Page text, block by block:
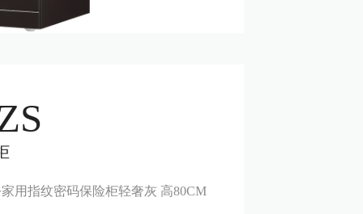
用指纹密码保险柜轻奢灰 高80CM